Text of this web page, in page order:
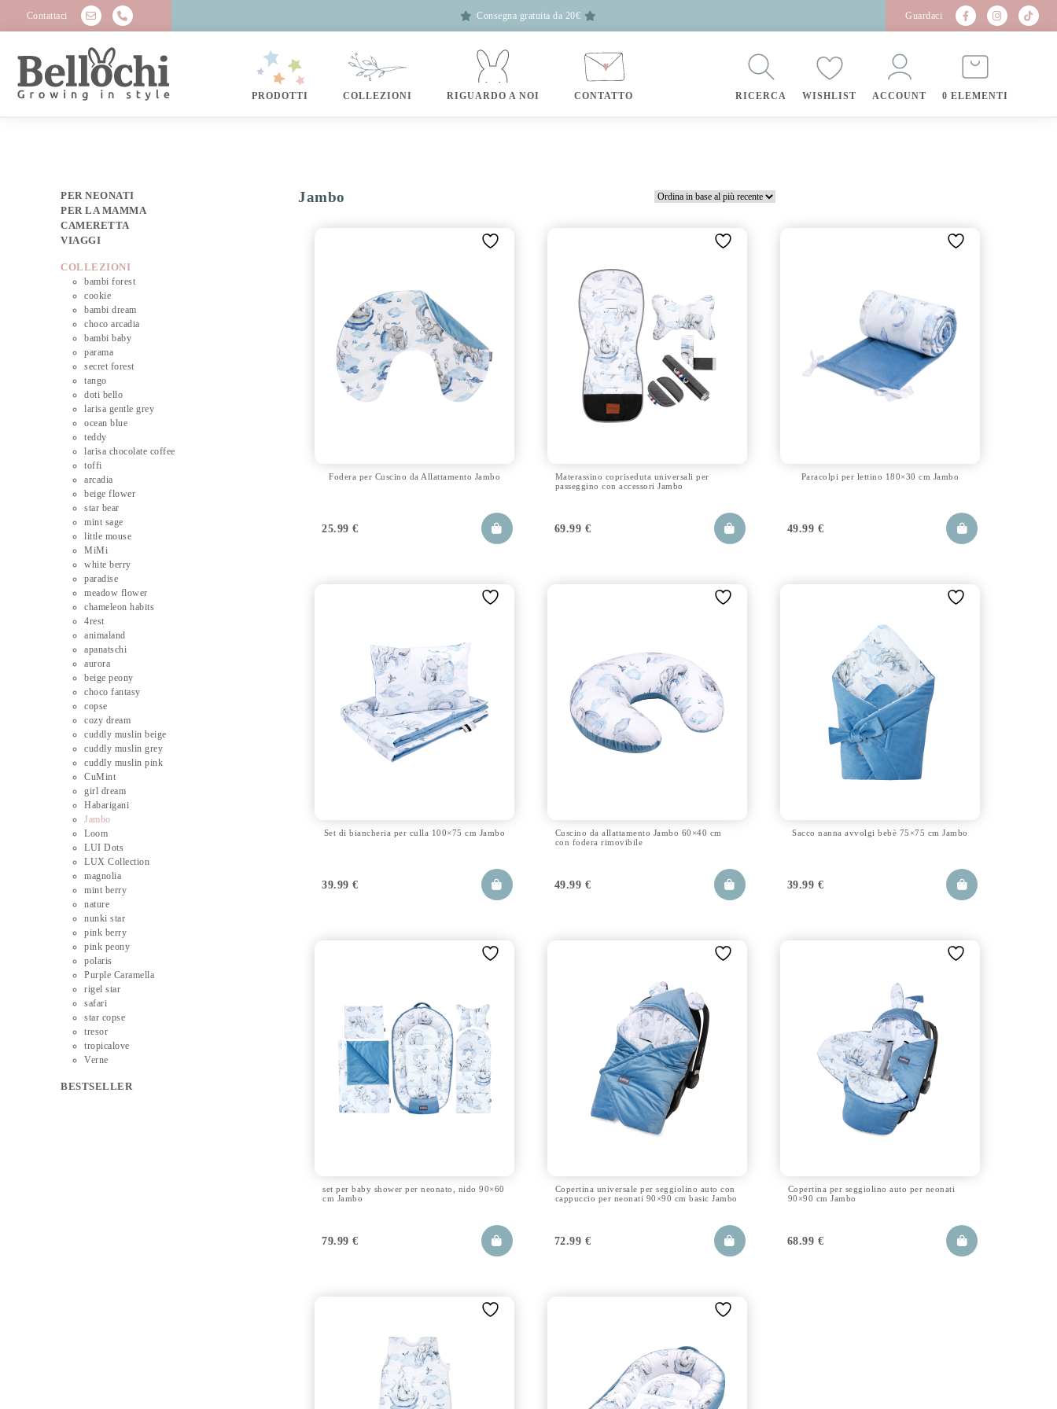
Contattaci Consegna gratuita da 20€ Guardaci
PRODOTTI COLLEZIONI RIGUARDO A NOI CONTATTO RICERCA WISHLIST ACCOUNT 0 ELEMENTI
PER NEONATI
PER LA MAMMA
CAMERETTA
VIAGGI
COLLEZIONI
bambi forest
cookie
bambi dream
choco arcadia
bambi baby
parama
secret forest
tango
doti bello
larisa gentle grey
ocean blue
teddy
larisa chocolate coffee
toffi
arcadia
beige flower
star bear
mint sage
little mouse
MiMi
white berry
paradise
meadow flower
chameleon habits
4rest
animaland
apanatschi
aurora
beige peony
choco fantasy
copse
cozy dream
cuddly muslin beige
cuddly muslin grey
cuddly muslin pink
CuMint
girl dream
Habarigani
Jambo
Loom
LUI Dots
LUX Collection
magnolia
mint berry
nature
nunki star
pink berry
pink peony
polaris
Purple Caramella
rigel star
safari
star copse
tresor
tropicalove
Verne
BESTSELLER
Jambo
Fodera per Cuscino da Allattamento Jambo
25.99€
Materassino copriseduta universali per
passeggino con accessori Jambo
69.99 €
Paracolpi per lettino 180×30 cm Jambo
49.99 €
Set di biancheria per culla 100×75 cm Jambo
39.99€
Cuscino da allattamento Jambo 60×40 cm
con fodera rimovibile
49.99 €
Sacco nanna avvolgi bebè 75×75 cm Jambo
39.99 €
set per baby shower per neonato, nido 90×60
cm Jambo
79.99€
Copertina universale per seggiolino auto con
cappuccio per neonati 90×90 cm basic Jambo
72.99 €
Copertina per seggiolino auto per neonati
90×90 cm Jambo
68.99 €